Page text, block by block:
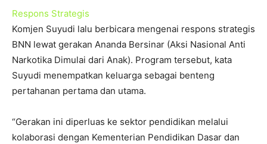
Respons Strategis
Komjen Suyudi lalu berbicara mengenai respons strategis
BNN lewat gerakan Ananda Bersinar (Aksi Nasional Anti
Narkotika Dimulai dari Anak). Program tersebut, kata
Suyudi menempatkan keluarga sebagai benteng
pertahanan pertama dan utama.
“Gerakan ini diperluas ke sektor pendidikan melalui
kolaborasi dengan Kementerian Pendidikan Dasar dan